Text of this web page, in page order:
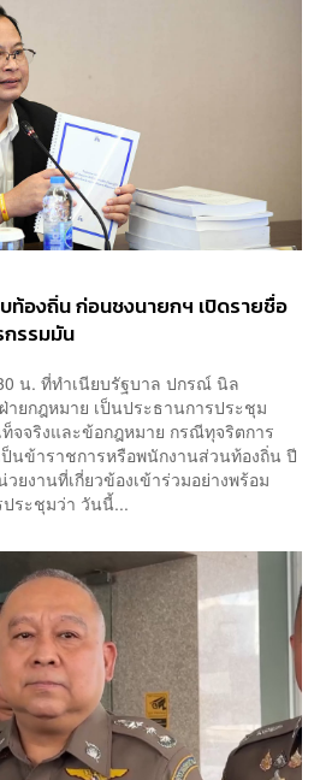
องถิ่น ก่อนชงนายกฯ เปิดรายชื่อ
กรรมมัน
น. ที่ทำเนียบรัฐบาล ปกรณ์ นิล
ยกฎหมาย เป็นประธานการประชุม
จจริงและข้อกฎหมาย กรณีทุจริตการ
นข้าราชการหรือพนักงานส่วนท้องถิ่น ปี
ยงานที่เกี่ยวข้องเข้าร่วมอย่างพร้อม
ระชุมว่า วันนี้...